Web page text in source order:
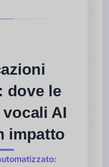
dove le
AI
impatto